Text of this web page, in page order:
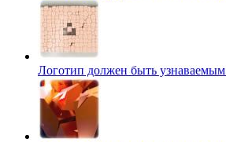
Логотип должен быть узнаваемым